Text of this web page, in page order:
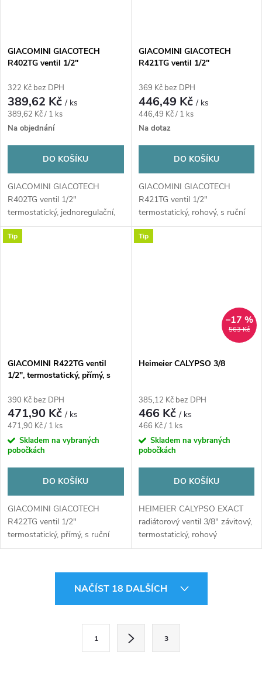
GIACOMINI GIACOTECH
R402TG ventil 1/2"
přímý s víčkem, mosaz/chrom
322 Kč bez DPH
389,62 Kč/ ks
Měrná
cena:
389,62 Kč / 1 ks
Na objednání
DO KOŠÍKU
GIACOMINI GIACOTECH
R402TG ventil 1/2"
termostatický, jednoregulační,
přímý s víčkem, mosaz/chrom
GIACOMINI GIACOTECH
R421TG ventil 1/2"
hlavou, mosaz/chrom
369 Kč bez DPH
446,49 Kč/ ks
Měrná
cena:
446,49 Kč / 1 ks
Na dotaz
DO KOŠÍKU
GIACOMINI GIACOTECH
R421TG ventil 1/2"
termostatický, rohový, s ruční
hlavou, mosaz/chrom
Tip
GIACOMINI R422TG ventil
1/2", termostatický, přímý, s
390 Kč bez DPH
471,90 Kč/ ks
Měrná
cena:
471,90 Kč / 1 ks
Skladem na vybraných
pobočkách
DO KOŠÍKU
GIACOMINI GIACOTECH
R422TG ventil 1/2"
termostatický, přímý, s ruční
hlavou, mosaz/chrom
Tip
563 Kč
–17 %
Heimeier CALYPSO 3/8
385,12 Kč bez DPH
466 Kč/ ks
Měrná
cena:
466 Kč / 1 ks
Skladem na vybraných
pobočkách
DO KOŠÍKU
HEIMEIER CALYPSO EXACT
radiátorový ventil 3/8" závitový,
termostatický, rohový
NAČÍST 18 DALŠÍCH
1 3